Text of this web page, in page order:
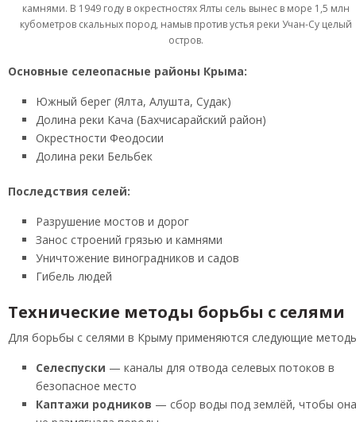
камнями. В 1949 году в окрестностях Ялты сель вынес в море 1,5 млн
кубометров скальных пород, намыв против устья реки Учан-Су целый
остров.
Основные селеопасные районы Крыма:
Южный берег (Ялта, Алушта, Судак)
Долина реки Кача (Бахчисарайский район)
Окрестности Феодосии
Долина реки Бельбек
Последствия селей:
Разрушение мостов и дорог
Занос строений грязью и камнями
Уничтожение виноградников и садов
Гибель людей
Технические методы борьбы с селями
Для борьбы с селями в Крыму применяются следующие
Селеспуски — каналы для отвода селевых потоков в
безопасное место
Каптажи родников — сбор воды под землёй, чтобы она